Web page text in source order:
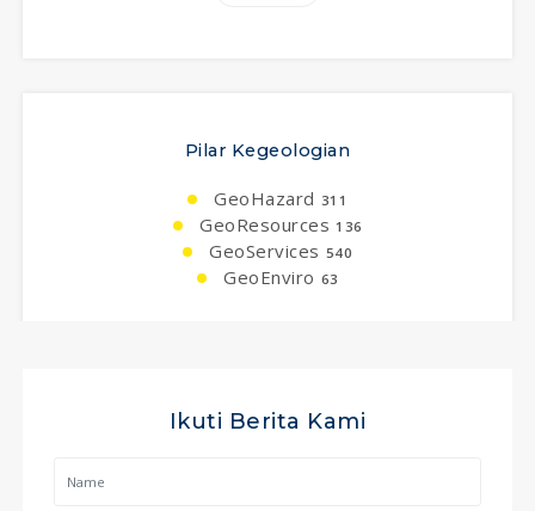
Pilar Kegeologian
GeoHazard 311
GeoResources 136
GeoServices 540
GeoEnviro 63
Ikuti Berita Kami